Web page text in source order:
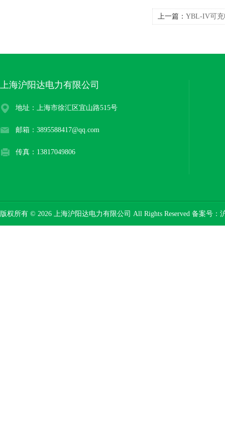
上一篇： YBL-IV可充
上海沪阳达电力有限公司
地址：上海市徐汇区宜山路515号
邮箱：3895588417@qq.com
传真：13817049806
版权所有 © 2026 上海沪阳达电力有限公司 All Rights Reserved 备案号：